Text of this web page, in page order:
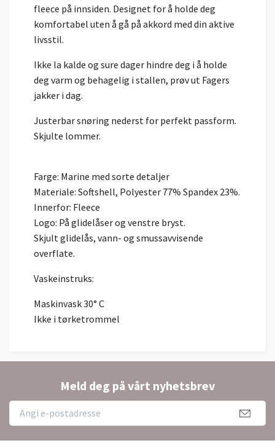
fleece på innsiden. Designet for å holde deg
komfortabel uten å gå på akkord med din aktive
livsstil.
Ikke la kalde og sure dager hindre deg i å holde
deg varm og behagelig i stallen, prøv ut Fagers
jakker i dag.
Justerbar snøring nederst for perfekt passform.
Skjulte lommer.
Farge: Marine med sorte detaljer
Materiale: Softshell, Polyester 77% Spandex 23%.
Innerfor: Fleece
Logo: På glidelåser og venstre bryst.
Skjult glidelås, vann- og smussavvisende
overflate.
Vaskeinstruks:
Maskinvask 30° C
Ikke i tørketrommel
Meld deg på vårt nyhetsbrev